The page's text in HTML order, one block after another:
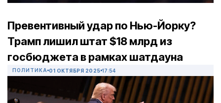
Превентивный удар по Нью-Йорку?
Трамп лишил штат $18 млрд из
госбюджета в рамках шатдауна
ПОЛИТИКА 01 ОКТЯБРЯ 2025 17:54